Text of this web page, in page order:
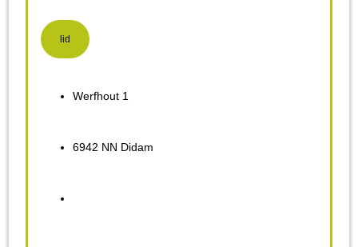
lid
Werfhout 1
6942 NN Didam